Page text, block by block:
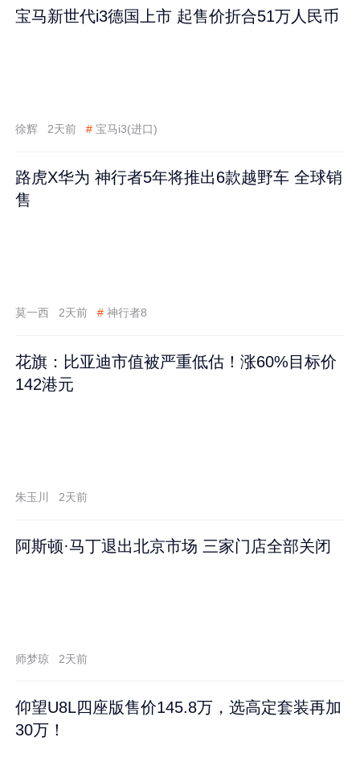
宝马新世代i3德国上市 起售价折合51万人民币
徐辉 2天前 # 宝马i3(进口)
路虎X华为 神行者5年将推出6款越野车 全球销
售
莫一西 2天前 # 神行者8
花旗：比亚迪市值被严重低估！涨60%目标价
142港元
朱玉川 2天前
阿斯顿·马丁退出北京市场 三家门店全部关闭
师梦琼 2天前
仰望U8L四座版售价145.8万，选高定套装再加
30万！